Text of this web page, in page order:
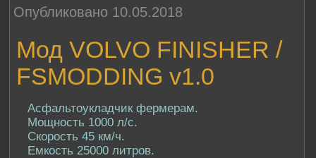
Опубликовано 10.05.2018
Мод VOLVO FINISHER /
FSMODDING v1.0
Асфальтоукладчик фермерам.
Мощность 1000 л/с.
Скорость 45 км/ч.
Емкость 25000 литров.